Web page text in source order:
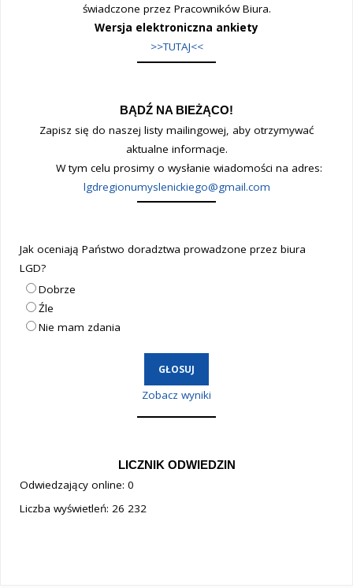
świadczone przez Pracowników Biura.
Wersja elektroniczna ankiety
>>TUTAJ<<
BĄDŹ NA BIEŻĄCO!
Zapisz się do naszej listy mailingowej, aby otrzymywać
aktualne informacje.
W tym celu prosimy o wysłanie wiadomości na adres:
lgdregionumyslenickiego@gmail.com
Jak oceniają Państwo doradztwa prowadzone przez biura
LGD?
Dobrze
Źle
Nie mam zdania
Zobacz wyniki
LICZNIK ODWIEDZIN
Odwiedzający online: 0
Liczba wyświetleń: 26 232